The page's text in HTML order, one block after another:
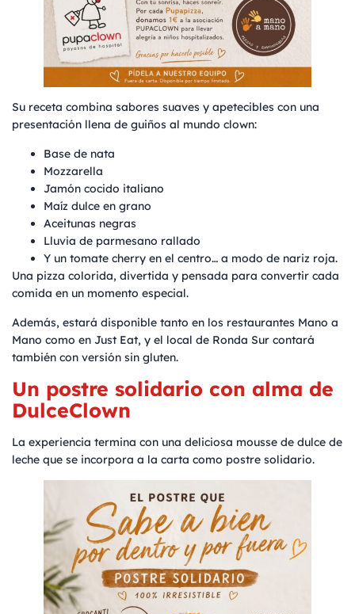
Su receta combina sabores suaves y apetecibles con una
presentación llena de guiños al mundo clown:
Base de nata
Mozzarella
Jamón cocido italiano
Maíz dulce en grano
Aceitunas negras
Lluvia de parmesano rallado
Y un tomate cherry en el centro… a modo de nariz roja.
Una pizza colorida, divertida y pensada para convertir cada
comida en un momento especial.
Además, estará disponible tanto en los restaurantes Mano a
Mano como en Just Eat, y el local de Ronda Sur contará
también con versión sin gluten.
Un postre solidario con alma de
DulceClown
La experiencia termina con una deliciosa mousse de dulce de
leche que se incorpora a la carta como postre solidario.